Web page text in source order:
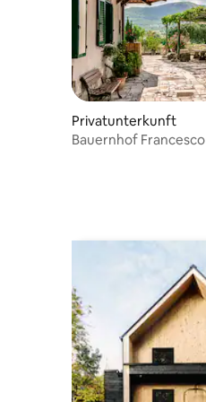
Privatunterkunft
Bauernhof Francesco